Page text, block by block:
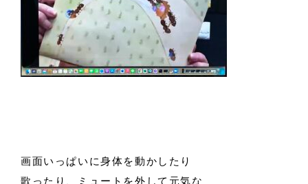
画面いっぱいに身体を動かしたり
歌ったり、ミュートを外して元気な